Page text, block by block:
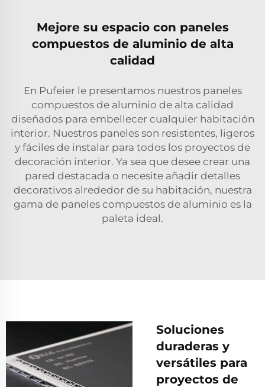
Mejore su espacio con paneles
compuestos de aluminio de alta
calidad
En Pufeier le presentamos nuestros paneles
compuestos de aluminio de alta calidad
diseñados para embellecer cualquier habitación
interior. Nuestros paneles son resistentes, ligeros
y fáciles de instalar para todos los proyectos de
decoración interior. Ya sea que desee crear una
pared destacada o necesite añadir detalles
decorativos alrededor de su habitación, nuestra
gama de paneles compuestos de aluminio es la
paleta ideal.
Soluciones
duraderas y
versátiles para
proyectos de